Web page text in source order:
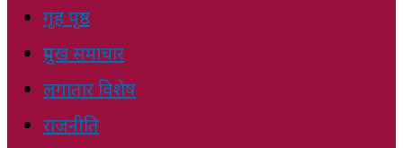
गृह पृष्ठ
प्रमुख समाचार
लगातार विशेष
राजनीति